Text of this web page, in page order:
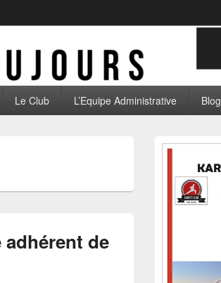
Le Club L’Equipe Administrative Blog
adhérent de
Zone
widget